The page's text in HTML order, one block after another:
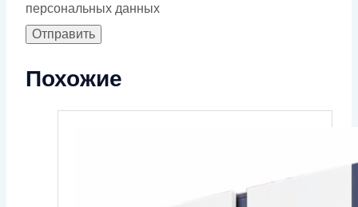
персональных данных
Похожие